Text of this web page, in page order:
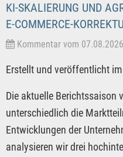
KI-SKALIERUNG UND
E-COMMERCE-
Kommentar vom
Erstellt und veröffentlicht
Die aktuelle Berichtssaison
unterschiedlich die
Entwicklungen der
analysieren wir drei